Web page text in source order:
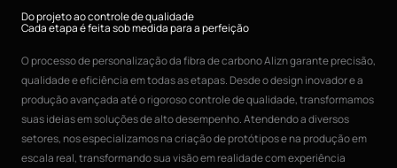
Do projeto ao controle de qualidade
Cada etapa é feita sob medida para a perfeição
O processo de personalização da fibra de carbono Alizn garante precisão,
qualidade e eficiência em todas as etapas. Desde o design inovador e a
produção avançada até o rigoroso controle de qualidade, transformamos
suas ideias em soluções de alto desempenho. Atendendo a diversos
setores, nos especializamos na criação de protótipos e na produção em
escala real, transformando sua visão em realidade com experiência